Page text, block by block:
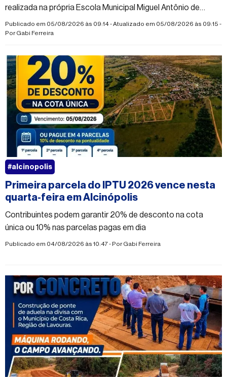
realizada na própria Escola Municipal Miguel Antônio de
Morais
Publicado em 05/08/2026 às 09:14 - Atualizado em 05/08/2026 às 09:15 -
PorGabi Ferreira
Primeira parcela do IPTU 2026 vence nesta
quarta-feira em Alcinópolis
Contribuintes podem garantir 20% de desconto na cota
única ou 10% nas parcelas pagas em dia
Publicado em 04/08/2026 às 10:47 - PorGabi Ferreira
#alcinopolis